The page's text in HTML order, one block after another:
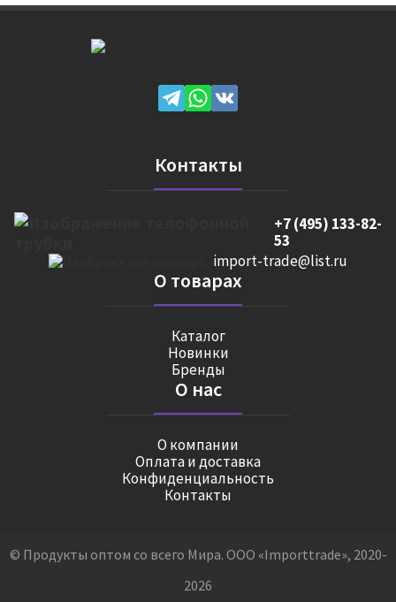
Контакты
+7 (495) 133-82-
53
import-trade@list.ru
О товарах
Каталог
Новинки
Бренды
О нас
О компании
Оплата и доставка
Конфиденциальность
Контакты
© Продукты оптом со всего Мира. ООО «Importtrade», 2020-
2026